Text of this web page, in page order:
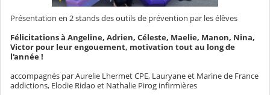
Présentation en 2 stands des outils de prévention par les élèves
Félicitations à Angeline, Adrien, Céleste, Maelie, Manon, Nina,
Victor pour leur engouement, motivation tout au long de
l'année !
accompagnés par Aurelie Lhermet CPE, Lauryane et Marine de France
addictions, Elodie Ridao et Nathalie Pirog infirmières